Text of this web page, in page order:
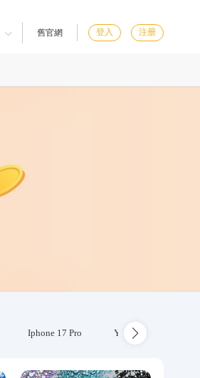
舊官網 登入 注册
Iphone 17 Pro Yubikey